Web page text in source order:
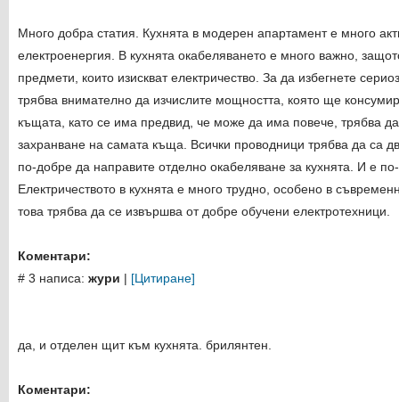
Много добра статия. Кухнята в модерен апартамент е много
електроенергия. В кухнята окабеляването е много важно,
предмети, които изискват електричество. За да избегнете
трябва внимателно да изчислите мощността, която ще
къщата, като се има предвид, че може да има повече, трябва
захранване на самата къща. Всички проводници трябва да са
по-добре да направите отделно окабеляване за кухнята. И е
Електричеството в кухнята е много трудно, особено в
това трябва да се извършва от добре обучени електротехници.
Коментари:
# 3 написа: жури | [Цитиране]
да, и отделен щит към кухнята. брилянтен.
Коментари: